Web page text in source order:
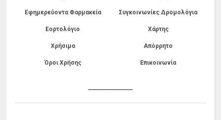
Εφημερεύοντα Φαρμακεία Συγκοινωνίες Δρομολόγια
Εορτολόγιο Χάρτης
Χρήσιμα Απόρρητο
Όροι Χρήσης Επικοινωνία
------------------------------